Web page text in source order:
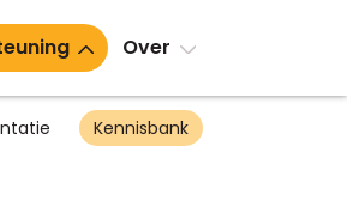
Over
Kennisbank